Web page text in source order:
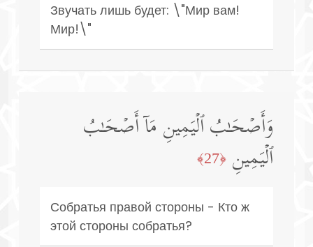
Звучать лишь будет: \"Мир вам!
Мир!\"
وَأَصۡحَـٰبُ ٱلۡیَمِینِ مَاۤ أَصۡحَـٰبُ
ٱلۡیَمِینِ ﴿27﴾
Собратья правой стороны - Кто ж
этой стороны собратья?